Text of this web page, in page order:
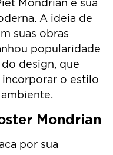
Mondrian e sua
A ideia de
suas obras
popularidade
design, que
incorporar o estilo
Mondrian
por sua